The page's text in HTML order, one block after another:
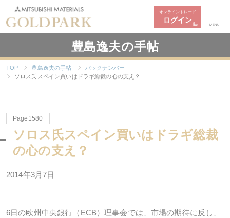
オンライントレード
ログイン
MENU
豊島逸夫の手帖
TOP 豊島逸夫の手帖
バックナンバー
ソロス氏スペイン買いはドラギ総裁の心の支え？
Page1580
ソロス氏スペイン買いはドラギ総裁
の心の支え？
2014年3月7日
6日の欧州中央銀行（ECB）理事会では、市場の期待に反し、